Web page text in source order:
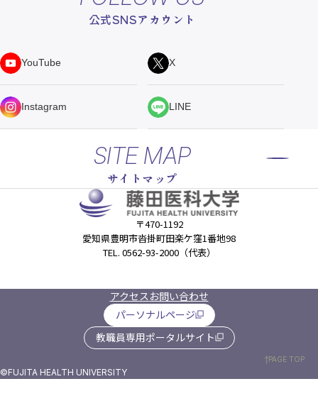
公式SNSアカウント
YouTube X
Instagram LINE
SITE MAP
サイトマップ
〒470-1192
愛知県豊明市沓掛町田楽ケ窪1番地98
TEL. 0562-93-2000（代表）
アクセス お問い合わせ
パーソナルページ
教職員専用ポータルサイト
©FUJITA HEALTH UNIVERSITY
PAGE TOP